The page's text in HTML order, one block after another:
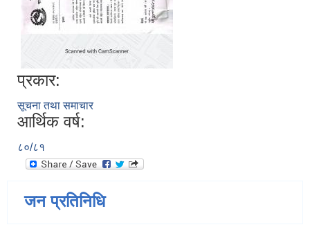
प्रकार:
सूचना तथा समाचार
आर्थिक वर्ष:
८०/८१
जन प्रतिनिधि